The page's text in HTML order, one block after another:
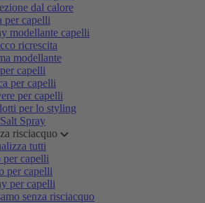
dal calore
per capelli
modellante capelli
ricrescita
modellante
capelli
per capelli
per capelli
per lo styling
Spray
risciacquo
tutti
capelli
per capelli
per capelli
senza risciacquo